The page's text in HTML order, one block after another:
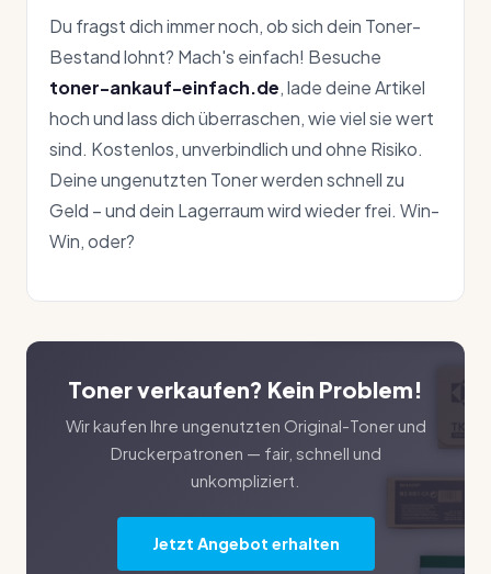
Du fragst dich immer noch, ob sich dein Toner-
Bestand lohnt? Mach's einfach! Besuche
toner-ankauf-einfach.de, lade deine Artikel
hoch und lass dich überraschen, wie viel sie wert
sind. Kostenlos, unverbindlich und ohne Risiko.
Deine ungenutzten Toner werden schnell zu
Geld – und dein Lagerraum wird wieder frei. Win-
Win, oder?
Toner verkaufen? Kein Problem!
Wir kaufen Ihre ungenutzten Original-Toner und
Druckerpatronen — fair, schnell und
unkompliziert.
Jetzt Angebot erhalten